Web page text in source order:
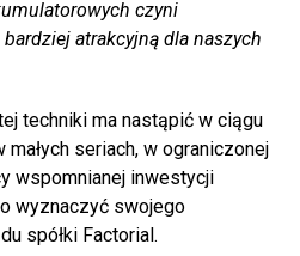
czyni
atrakcyjną dla naszych
techniki ma nastąpić w ciągu
seriach, w ograniczonej
wspomnianej inwestycji
wyznaczyć swojego
spółki Factorial.